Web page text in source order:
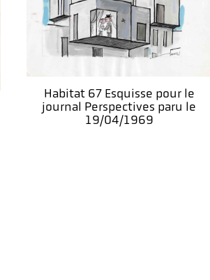
Habitat 67 Esquisse pour le
journal Perspectives paru le
19/04/1969